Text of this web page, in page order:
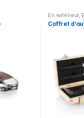
En extérieur,
Cuisine,
Coffret